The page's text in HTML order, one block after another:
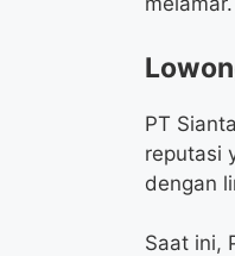
PT
reputasi
dengan
Saat ini,